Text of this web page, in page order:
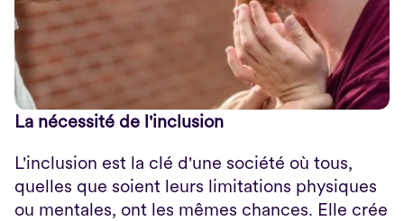
La nécessité de l'inclusion
L'inclusion est la clé d'une société où tous,
quelles que soient leurs limitations physiques
ou mentales, ont les mêmes chances. Elle crée